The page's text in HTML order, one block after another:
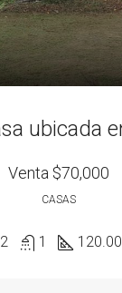
Venta $70,000
CASAS
2 1 120.00